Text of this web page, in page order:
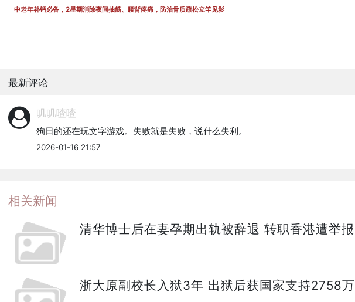
中老年补钙必备，2星期消除夜间抽筋、腰背疼痛，防治骨质疏松立竿见影
最新评论
叽叽喳喳
狗日的还在玩文字游戏。失败就是失败，说什么失利。
2026-01-16 21:57
相关新闻
清华博士后在妻孕期出轨被辞退 转职香港遭举报
浙大原副校长入狱3年 出狱后获国家支持2758万